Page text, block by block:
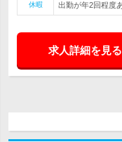
休暇
出勤が年2回程度
求人詳細を見る